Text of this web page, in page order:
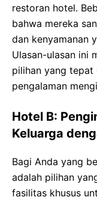
restoran hotel.
bahwa mereka
dan kenyamanan
Ulasan-ulasan ini
pilihan yang tepat
pengalaman
Hotel B:
Keluarga
Bagi Anda yang
adalah pilihan
fasilitas khusus